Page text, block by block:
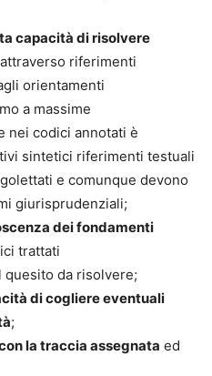
capacità di risolvere
riferimenti
orientamenti
a massime
nei codici annotati è
sintetici riferimenti testuali
e comunque devono
giurisprudenziali;
dei fondamenti
trattati
da risolvere;
di cogliere eventuali
;
la traccia assegnata ed